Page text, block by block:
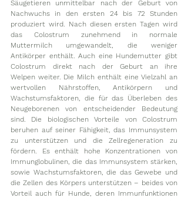
Säugetieren unmittelbar nach der Geburt von
Nachwuchs in den ersten 24 bis 72 Stunden
produziert wird. Nach diesen ersten Tagen wird
das Colostrum zunehmend in normale
Muttermilch umgewandelt, die weniger
Antikörper enthält. Auch eine Hundemutter gibt
Colostrum direkt nach der Geburt an ihre
Welpen weiter. Die Milch enthält eine Vielzahl an
wertvollen Nährstoffen, Antikörpern und
Wachstumsfaktoren, die für das Überleben des
Neugeborenen von entscheidender Bedeutung
sind. Die biologischen Vorteile von Colostrum
beruhen auf seiner Fähigkeit, das Immunsystem
zu unterstützen und die Zellregeneration zu
fördern. Es enthält hohe Konzentrationen von
Immunglobulinen, die das Immunsystem stärken,
sowie Wachstumsfaktoren, die das Gewebe und
die Zellen des Körpers unterstützen – beides von
Vorteil auch für Hunde, deren Immunfunktionen